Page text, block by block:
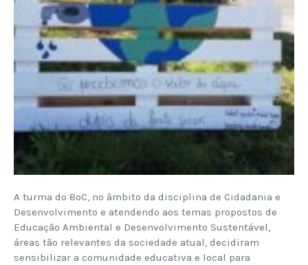
A turma do 8ºC, no âmbito da disciplina de Cidadania e
Desenvolvimento e atendendo aos temas propostos de
Educação Ambiental e Desenvolvimento Sustentável,
áreas tão relevantes da sociedade atual, decidiram
sensibilizar a comunidade educativa e local para